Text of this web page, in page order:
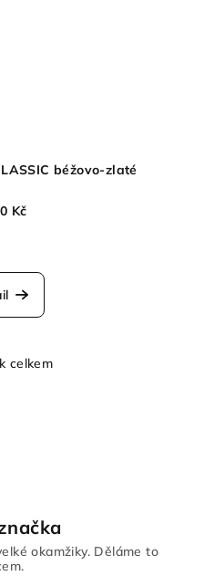
béžovo-zlaté
Kč
Ocelkem
okamžiky. Děláme to